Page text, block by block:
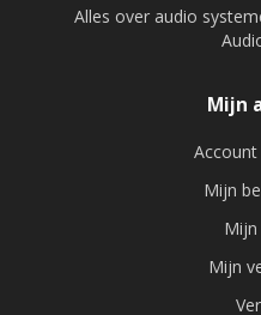
Alles over audio
Mijn
Mijn
Mijn